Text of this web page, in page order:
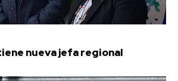
nueva jefa regional